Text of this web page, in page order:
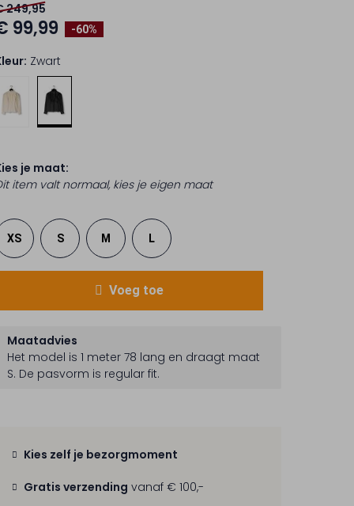
-60%
249,95
99,99
Zwart
je maat:
item valt normaal, kies je eigen maat
XS S M L
Voeg toe
Maatadvies
Het model is 1 meter 78 lang en draagt maat
S. De pasvorm is regular fit.
Kies zelf je bezorgmoment
Gratis verzending vanaf € 100,-